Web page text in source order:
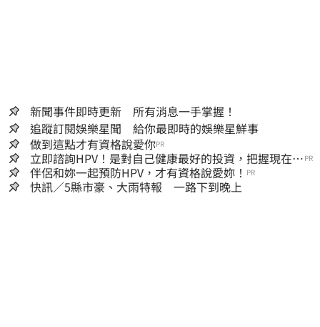
新聞事件即時更新 所有消息一手掌握！
追蹤訂閱娛樂星聞 給你最即時的娛樂星鮮事
做到這點才有資格說愛你PR
立即諮詢HPV！是對自己健康最好的投資，把握現在不
嫌晚！
PR
伴侶和妳一起預防HPV，才有資格說愛妳！ PR
快訊／5縣市豪、大雨特報 一路下到晚上